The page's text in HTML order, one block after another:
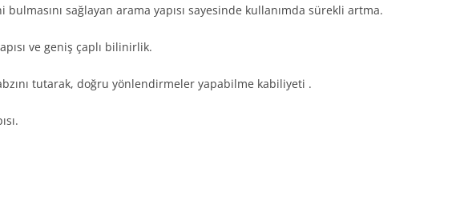
sağlayan arama yapısı sayesinde kullanımda sürekli artma.
ve geniş çaplı bilinirlik.
tutarak, doğru yönlendirmeler yapabilme kabiliyeti .